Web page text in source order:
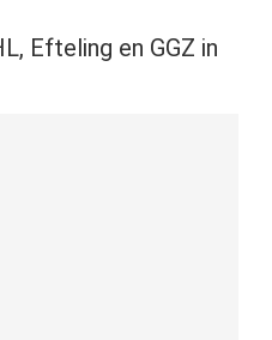
Efteling en GGZ in